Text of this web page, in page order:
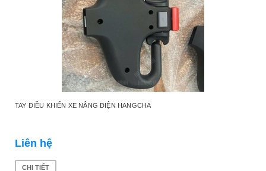
TAY ĐIỀU KHIỂN XE NÂNG ĐIỆN HANGCHA
Liên hệ
CHI TIẾT